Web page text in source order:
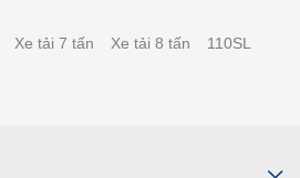
Xe tải 7 tấn Xe tải 8 tấn
110SL